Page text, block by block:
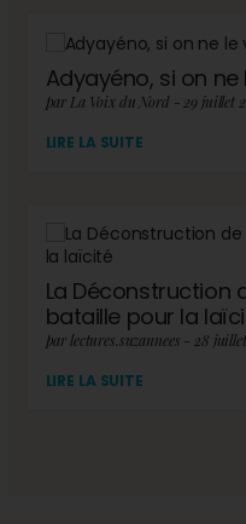
Adyayéno, si on
par La Voix du Nord - 29
LIRE LA SUITE
La Déconstruction
bataille pour la
par
LIRE LA SUITE